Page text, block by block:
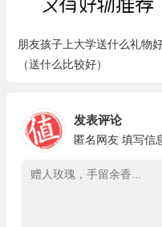
朋友孩子上大学送什么礼物
（送什么比较好）
发表评论
匿名网友 填写信